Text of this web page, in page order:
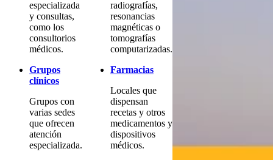
especializada
y consultas,
como los
consultorios
médicos.
Grupos
clínicos
Grupos con
varias sedes
que ofrecen
atención
especializada.
radiografías,
resonancias
magnéticas o
tomografías
computarizadas.
Farmacias
Locales que
dispensan
recetas y otros
medicamentos y
dispositivos
médicos.